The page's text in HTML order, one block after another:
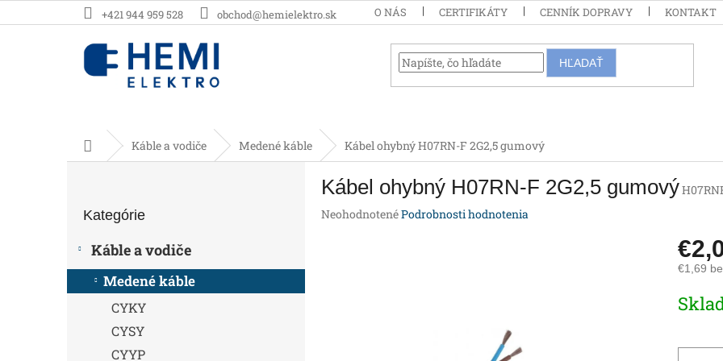
na
+421 944 959 528 obchod@hemielektro.sk O NÁS CERTIFIKÁTY CENNÍK DOPRAVY KONTAKT
HĽADAŤ
DomovKáble a vodiče Medené káble Kábel ohybný H07RN-F 2G2,5 gumový
n
kategórie
Kategórie
Káble a vodiče
Medené káble
CYKY
CYSY
CYYP
Kábel ohybný H07RN-F 2G2,5 gumový
Priemerné
NeohodnotenéPodrobnosti hodnotenia
€1,69
cena: